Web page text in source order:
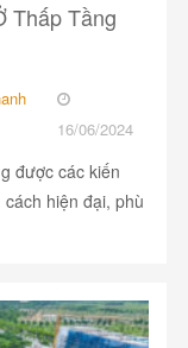
Thấp Tầng
16/06/2024
được các kiến
hiện đại, phù